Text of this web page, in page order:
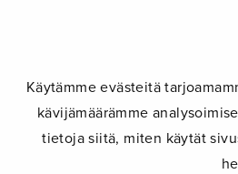
Käytämme evästeitä
kävijämäärämme
tietoja siitä, miten käytät